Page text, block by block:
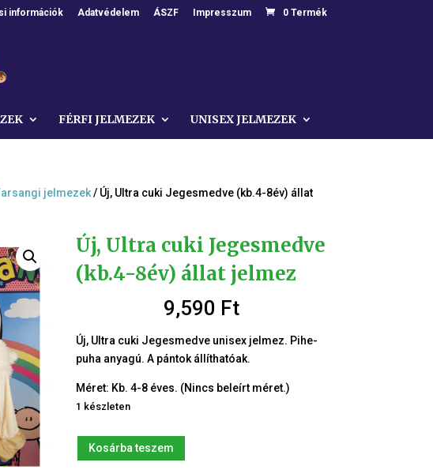
információk Adatvédelem ÁSZF Impresszum 0 Termék
FÉRFI JELMEZEK UNISEX JELMEZEK
jelmezek/ Új, Ultra cuki Jegesmedve (kb.4-8év) állat
Új, Ultra cuki Jegesmedve
(kb.4-8év) állat jelmez
9,590 Ft
Új, Ultra cuki Jegesmedve unisex jelmez. Pihe-
puha anyagú. A pántok állíthatóak.
Méret: Kb. 4-8 éves. (Nincs beleírt méret.)
1 készleten
Ultra
Kosárba teszem